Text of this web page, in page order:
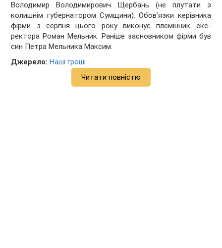
Володимир Володимирович Щербань (не плутати з
колишнім губернатором Сумщини). Обов’язки керівника
фірми з серпня цього року виконує племінник екс-
ректора Роман Мельник. Раніше засновником фірми був
син Петра Мельника Максим.
Джерело: Наші гроші
Читати повністю